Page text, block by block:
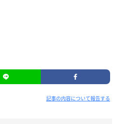
記事の内容について報告する